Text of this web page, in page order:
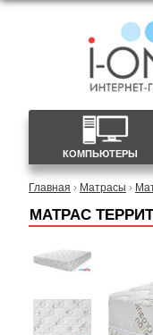
КОМПЬЮТЕРЫ
Главная › Матрасы ›
МАТРАС